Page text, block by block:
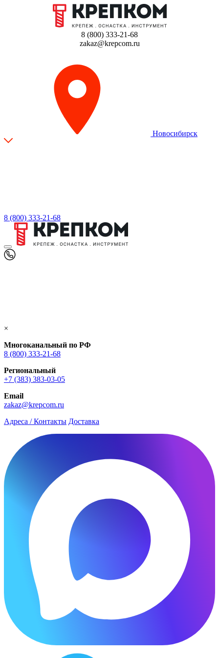
8 (800) 333-21-68
zakaz@krepcom.ru
Новосибирск
8 (800) 333-21-68
×
Многоканальный по РФ
8 (800) 333‑21-68
Региональный
+7 (383) 383-03-05
Email
zakaz@krepcom.ru
Адреса / Контакты Доставка